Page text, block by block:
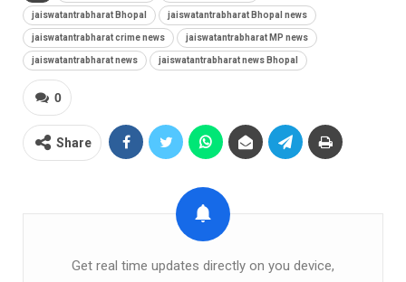
jaiswatantrabharat Bhopal jaiswatantrabharat Bhopal news
jaiswatantrabharat crime news jaiswatantrabharat MP news
jaiswatantrabharat news jaiswatantrabharat news Bhopal
0
Share
Get real time updates directly on you device,